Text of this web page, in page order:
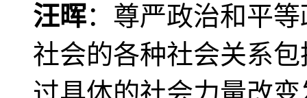
汪晖：尊严政治和平
社会的各种社会关系